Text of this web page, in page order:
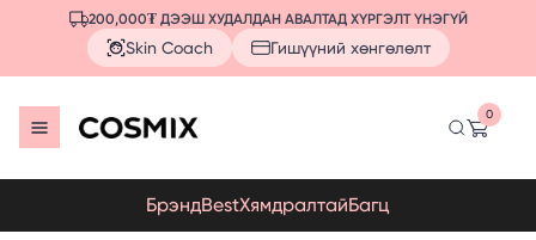
200,000₮ ДЭЭШ ХУДАЛДАН АВАЛТАД ХҮРГЭЛТ ҮНЭГҮЙ
Skin Coach Гишүүний хөнгөлөлт
0
БрэндBestХямдралтайБагц